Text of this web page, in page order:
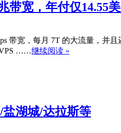
带宽，年付仅14.55
带宽，每月 7T 的大流量，并
VPS ……继续阅读 »
盐湖城/达拉斯等